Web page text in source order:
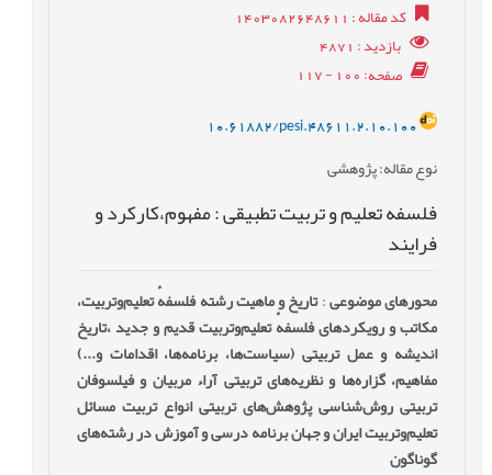
کد مقاله: 1403082648611
بازدید: 4871
صفحه: 100 - 117
10.61882/pesi.48611.2.10.100
نوع مقاله: پژوهشی
فلسفه تعلیم و تربیت تطبیقی : مفهوم،کارکرد و
فرایند
محورهای موضوعی:تاریخ و ماهیت رشته فلسفهٔ ‌تعلیم‌وتربیت،
مکاتب و رویکردهای فلسفهٔ ‌تعلیم‌وتربیت قدیم و جدید ،تاریخ
اندیشه و عمل تربیتی (سیاست‌ها، برنامه‌ها، اقدامات و...)
مفاهیم، گزاره‌ها و نظریه‌های تربیتی آراء مربیان و فیلسوفان
تربیتی روش‌شناسی پژوهش‌های تربیتی انواع تربیت مسائل
تعلیم‌وتربیت ایران و جهان برنامه درسی و آموزش در رشته‌های
گوناگون